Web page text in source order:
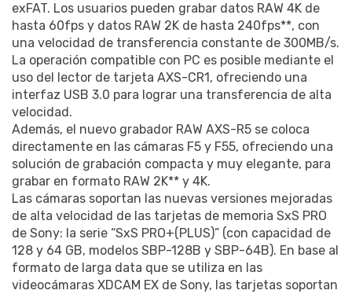
exFAT. Los usuarios pueden grabar datos RAW 4K de
hasta 60fps y datos RAW 2K de hasta 240fps**, con
una velocidad de transferencia constante de 300MB/s.
La operación compatible con PC es posible mediante el
uso del lector de tarjeta AXS-CR1, ofreciendo una
interfaz USB 3.0 para lograr una transferencia de alta
velocidad.
Además, el nuevo grabador RAW AXS-R5 se coloca
directamente en las cámaras F5 y F55, ofreciendo una
solución de grabación compacta y muy elegante, para
grabar en formato RAW 2K** y 4K.
Las cámaras soportan las nuevas versiones mejoradas
de alta velocidad de las tarjetas de memoria SxS PRO
de Sony: la serie “SxS PRO+(PLUS)” (con capacidad de
128 y 64 GB, modelos SBP-128B y SBP-64B). En base al
formato de larga data que se utiliza en las
videocámaras XDCAM EX de Sony, las tarjetas soportan